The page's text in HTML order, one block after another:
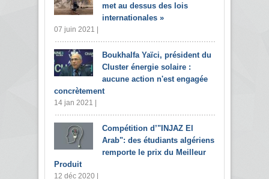
met au dessus des lois
internationales »
07 juin 2021 |
Boukhalfa Yaïci, président du
Cluster énergie solaire :
aucune action n'est engagée
concrètement
14 jan 2021 |
Compétition d’"INJAZ El
Arab": des étudiants algériens
remporte le prix du Meilleur
Produit
12 déc 2020 |